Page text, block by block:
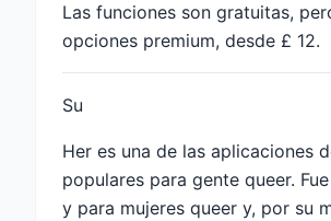
Las funciones son gratuitas,
opciones premium, desde £ 12.
Su
Her es una de las aplicaciones
populares para gente queer.
y para mujeres queer y, por su